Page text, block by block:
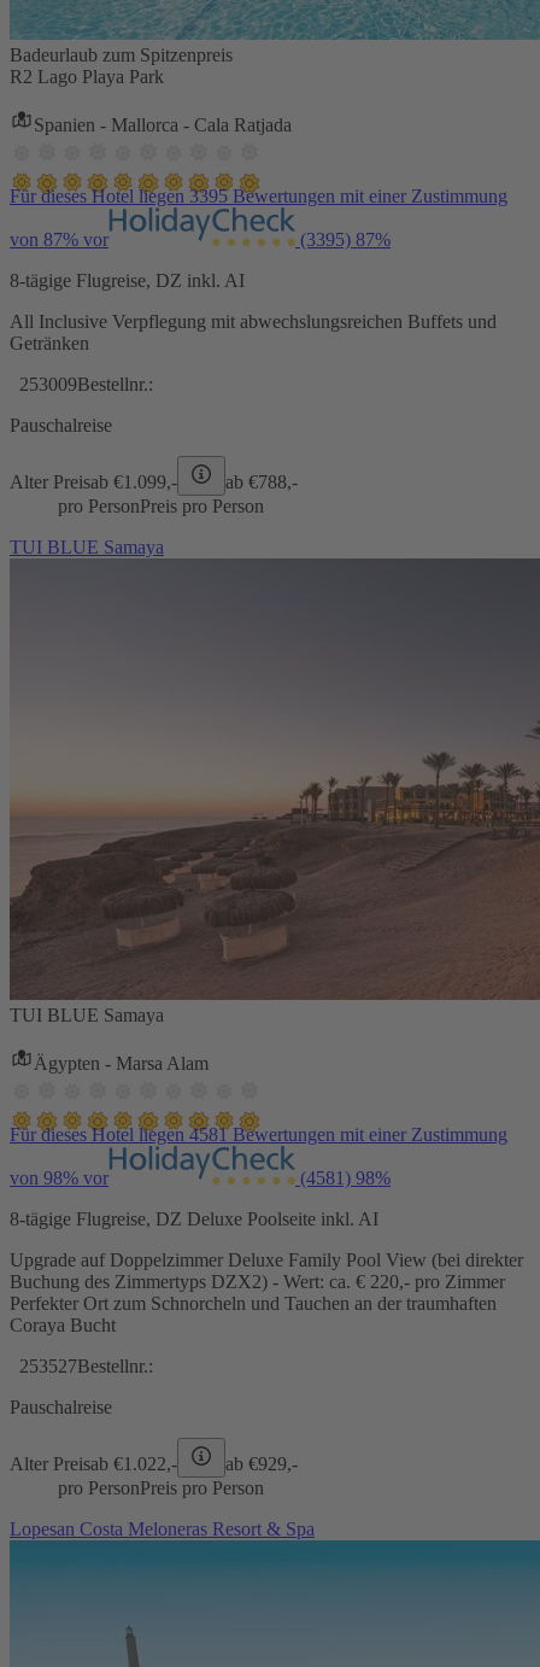
Badeurlaub zum Spitzenpreis
R2 Lago Playa Park
Spanien - Mallorca - Cala Ratjada
Für dieses Hotel liegen 3395 Bewertungen mit einer Zustimmung
von 87% vor (3395) 87%
8-tägige Flugreise, DZ inkl. AI
All Inclusive Verpflegung mit abwechslungsreichen Buffets und
Getränken
253009Bestellnr.:
Pauschalreise
Alter Preisab €1.099,- ab €788,-
pro PersonPreis pro Person
TUI BLUE Samaya
TUI BLUE Samaya
Ägypten - Marsa Alam
Für dieses Hotel liegen 4581 Bewertungen mit einer Zustimmung
von 98% vor (4581) 98%
8-tägige Flugreise, DZ Deluxe Poolseite inkl. AI
Upgrade auf Doppelzimmer Deluxe Family Pool View (bei direkter
Buchung des Zimmertyps DZX2) - Wert: ca. € 220,- pro Zimmer
Perfekter Ort zum Schnorcheln und Tauchen an der traumhaften
Coraya Bucht
253527Bestellnr.:
Pauschalreise
Alter Preisab €1.022,- ab €929,-
pro PersonPreis pro Person
Lopesan Costa Meloneras Resort & Spa